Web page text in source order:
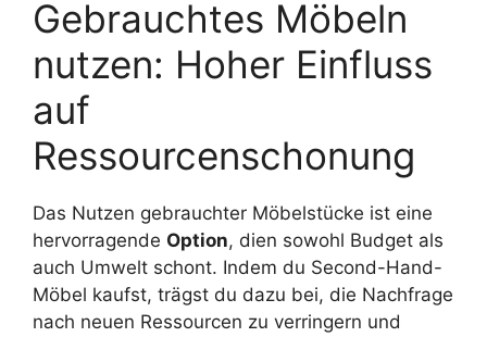
Gebrauchtes Möbeln
nutzen: Hoher Einfluss
auf
Ressourcenschonung
Das Nutzen gebrauchter Möbelstücke ist eine
hervorragende Option, dien sowohl Budget als
auch Umwelt schont. Indem du Second-Hand-
Möbel kaufst, trägst du dazu bei, die Nachfrage
nach neuen Ressourcen zu verringern und